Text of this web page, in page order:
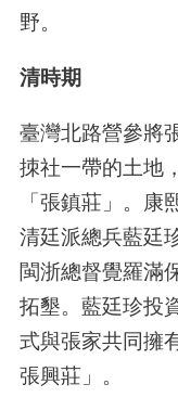
野。
清時期
臺灣北路營參將
拺社一帶的土地
「張鎮莊」。康
清廷派總兵藍廷
閩浙總督覺羅滿
拓墾。藍廷珍投
式與張家共同擁
張興莊」。